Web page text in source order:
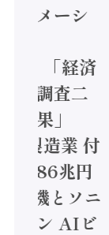
トメーシ
】「経済
態調査二
結果」
年製造業 付
額86兆円
電機とソニ
コン AIビ